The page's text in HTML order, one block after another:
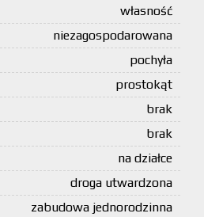
własność
niezagospodarowana
pochyła
prostokąt
brak
brak
na działce
droga utwardzona
zabudowa jednorodzinna